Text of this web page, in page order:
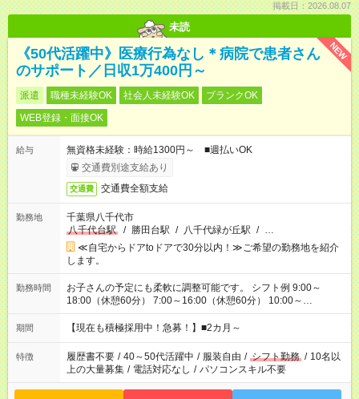
掲載日：2026.08.07
未読
NEW
《50代活躍中》医療行為なし＊病院で患者さん
のサポート／日収1万400円～
派遣 職種未経験OK 社会人未経験OK
ブランクOK
WEB登録・面接OK
給与
無資格未経験：時給1300円～ ■週払いOK
交通費別途支給あり
交通費 交通費全額支給
勤務地
千葉県八千代市
八千代台駅
/ 勝田台駅 / 八千代緑が丘駅 / …
≪自宅からドアtoドアで30分以内！≫ご希望の勤務地を紹介
します。
勤務時間
お子さんの予定にも柔軟に調整可能です。 シフト例 9:00～
18:00（休憩60分） 7:00～16:00（休憩60分） 10:00～
19:00（休憩60分） ※Wワーク希望の方へ 今ご覧のお仕事で希
望する勤務時間と、もう1つのお仕事の勤務時間の合計が 週40
期間 【現在も積極採用中！急募！】■2カ月～
特徴 履歴書不要 / 40～50代活躍中 / 服装自由 / シフト勤務 / 10名以
上の大量募集 / 電話対応なし / パソコンスキル不要